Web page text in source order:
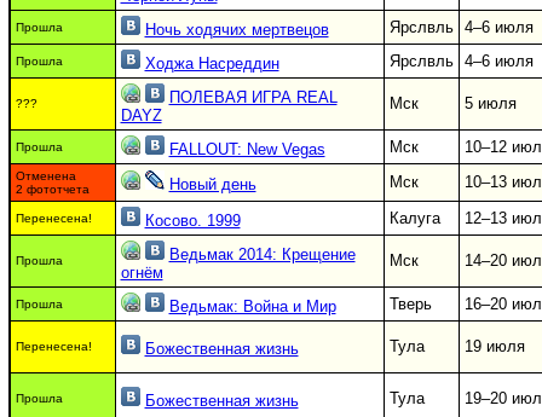
Прошла Ночь ходячих мертвецов Ярслвль 4–6 июля
Прошла Ходжа Насреддин Ярслвль 4–6 июля
???
ПОЛЕВАЯ ИГРА REAL
DAYZ
Мск 5 июля
Прошла FALLOUT: New Vegas Мск 10–12
Отменена
2 фототчета
Новый день Мск 10–13
Перенесена! Косово. 1999 Калуга 12–13
Прошла
Ведьмак 2014: Крещение
огнём
Мск 14–20
Прошла Ведьмак: Война и Мир Тверь 16–20
Перенесена! Божественная жизнь Тула 19 июля
Прошла Божественная жизнь Тула 19–20